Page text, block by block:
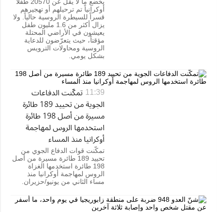
أوكرانياً تم ترحيلهم أو تهجيرهم
قسراً للسيطرة الروسية حالياً. ولا
يزال أكثر من 1.6 مليون طفل
يعيشون في الأراضي المحتلة
مؤقتاً، حيث يتعرّضون للدعاية
الروسية ومحاولات الترويس
بشكل يومي.
11:39 تمكّنت الدفاعات
الجوية من تحييد 189 طائرة
مسيرة من أصل 198 طائرة
استخدمها الروس لمهاجمة
أوكرانيا منذ المساء
تمكّنت قوات الدفاع الجوي من
تحييد 189 طائرة مسيرة من أصل
198 طائرة استخدمها الغزاة
الروس لمهاجمة أوكرانيا منذ
مساء الثاني من يونيو/حزيران.